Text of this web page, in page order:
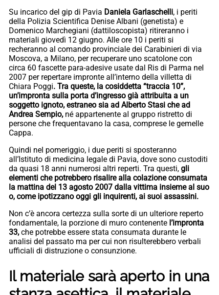
Su incarico del gip di Pavia Daniela Garlaschelli, i periti
della Polizia Scientifica Denise Albani (genetista) e
Domenico Marchegiani (dattiloscopista) ritireranno i
materiali giovedì 12 giugno. Alle ore 10 i periti si
recheranno al comando provinciale dei Carabinieri di via
Moscova, a Milano, per recuperare uno scatolone con
circa 60 fascette para-adesive usate dal Ris di Parma nel
2007 per repertare impronte all’interno della villetta di
Chiara Poggi. Tra queste, la cosiddetta “traccia 10”,
un’impronta sulla porta d’ingresso già attribuita a un
soggetto ignoto, estraneo sia ad Alberto Stasi che ad
Andrea Sempio, né appartenente al gruppo ristretto di
persone che frequentavano la casa, comprese le gemelle
Cappa.
Quindi nel pomeriggio, i due periti si sposteranno
all’Istituto di medicina legale di Pavia, dove sono custoditi
da quasi 18 anni numerosi altri reperti. Tra questi, gli
elementi che potrebbero risalire alla colazione consumata
la mattina del 13 agosto 2007 dalla vittima insieme al suo
o, come ipotizzano oggi gli inquirenti, ai suoi assassini.
Non c’è ancora certezza sulla sorte di un ulteriore reperto
fondamentale, la porzione di muro contenente l’impronta
33, che potrebbe essere stata consumata durante le
analisi del passato ma per cui non risulterebbero verbali
ufficiali di distruzione o consunzione.
Il materiale sarà aperto in una